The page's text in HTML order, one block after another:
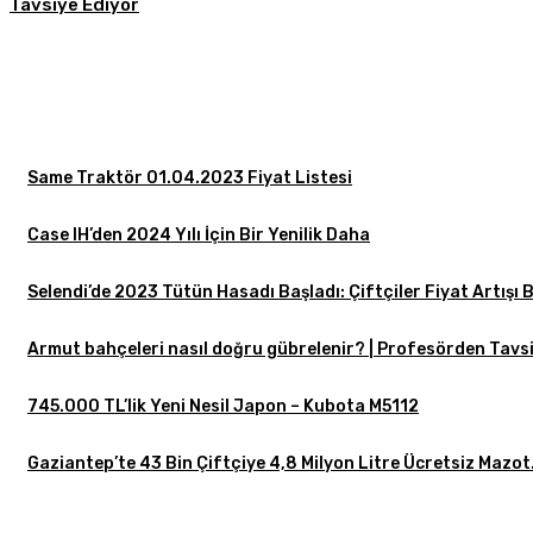
Tavsiye Ediyor
Same Traktör 01.04.2023 Fiyat Listesi
Case IH’den 2024 Yılı İçin Bir Yenilik Daha
Selendi’de 2023 Tütün Hasadı Başladı: Çiftçiler Fiyat Artışı
Armut bahçeleri nasıl doğru gübrelenir? | Profesörden
745.000 TL’lik Yeni Nesil Japon – Kubota M5112
Gaziantep’te 43 Bin Çiftçiye 4,8 Milyon Litre Ücretsiz